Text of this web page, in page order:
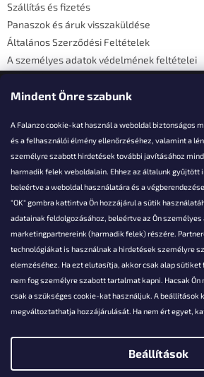
Mindent Önre szabunk
A Falanzo cookie-kat használ a weboldal biztonságos
és a felhasználói élmény ellenőrzéséhez, valamint a
személyre szabott hirdetések további javításához
harmadik felek weboldalain. Ehhez az általunk gyűjtött
beleértve a weboldal használatára és a
"OK" gombra kattintva Ön hozzájárul a sütik
adatainak feldolgozásához, beleértve az Ön
marketingpartnereink (harmadik felek) részére.
technológiákat is használnak a hirdetések személyre
elemzéséhez. Ha ezt elutasítja, akkor csak alap sütiket
nem fog személyre szabott tartalmat kapni. Hacsak Ön
csak a szükséges cookie-kat használjuk. A beállítások
megváltoztathatja hozzájárulását. Ha nem ért egyet,
Beállítások
Szállítás és fizetés
Panaszok és áruk visszaküldése
Általános Szerződési Feltételek
A személyes adatok védelmének feltételei
Elérhetőségi adatok
Akarsz kérdezni valamit?
info@falanzo.hu